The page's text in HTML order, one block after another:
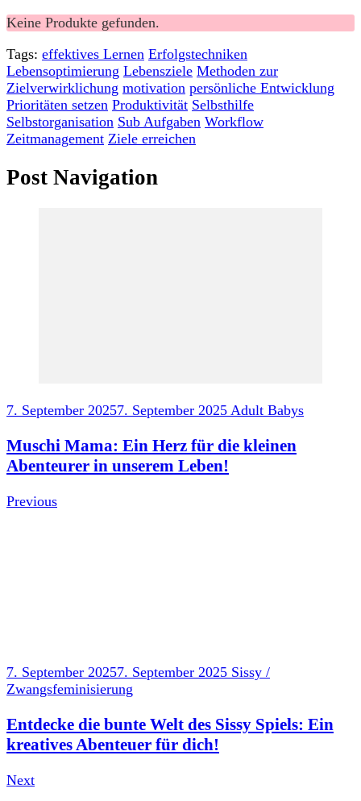
Keine Produkte gefunden.
Tags: effektives Lernen Erfolgstechniken
Lebensoptimierung Lebensziele Methoden zur
Zielverwirklichung motivation persönliche Entwicklung
Prioritäten setzen Produktivität Selbsthilfe
Selbstorganisation Sub Aufgaben Workflow
Zeitmanagement Ziele erreichen
Post Navigation
7. September 20257. September 2025 Adult Babys
Muschi Mama: Ein Herz für die kleinen
Abenteurer in unserem Leben!
Previous
7. September 20257. September 2025 Sissy /
Zwangsfeminisierung
Entdecke die bunte Welt des Sissy Spiels: Ein
kreatives Abenteuer für dich!
Next